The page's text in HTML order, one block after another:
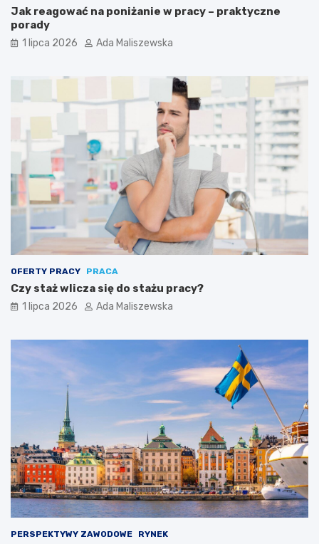
Jak reagować na poniżanie w pracy – praktyczne
porady
1 lipca 2026 Ada Maliszewska
OFERTY PRACY PRACA
Czy staż wlicza się do stażu pracy?
1 lipca 2026 Ada Maliszewska
PERSPEKTYWY ZAWODOWE RYNEK